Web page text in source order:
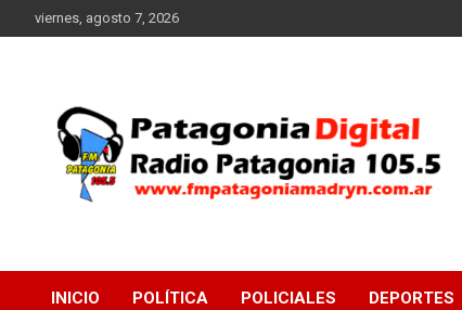
al
viernes, agosto 7, 2026
FM Patagonia Madryn
INICIO POLÍTICA POLICIALES DEPORTES